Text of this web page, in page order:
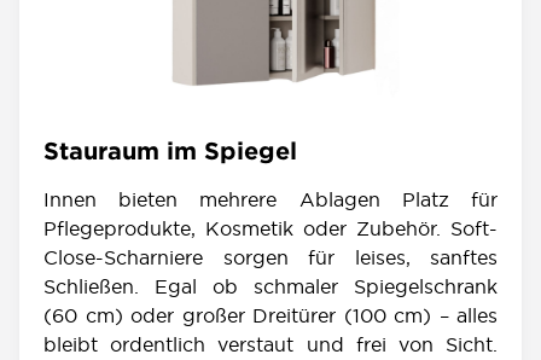
Stauraum im Spiegel
Innen bieten mehrere Ablagen Platz für
Pflegeprodukte, Kosmetik oder Zubehör. Soft-
Close-Scharniere sorgen für leises, sanftes
Schließen. Egal ob schmaler Spiegelschrank
(60 cm) oder großer Dreitürer (100 cm) – alles
bleibt ordentlich verstaut und frei von Sicht.